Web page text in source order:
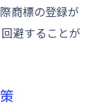
商標の登録が
避することが